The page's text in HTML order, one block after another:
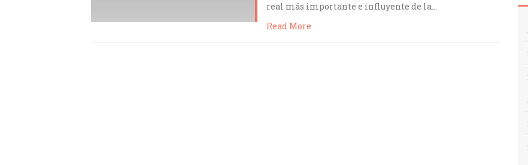
real más importante e influyente de la…
Read More